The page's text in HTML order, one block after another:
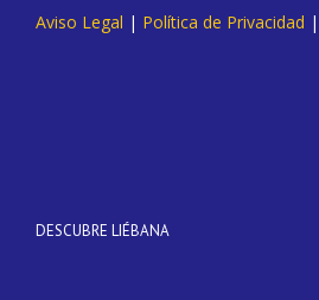
Aviso Legal | Política de Privacidad |
DESCUBRE LIÉBANA